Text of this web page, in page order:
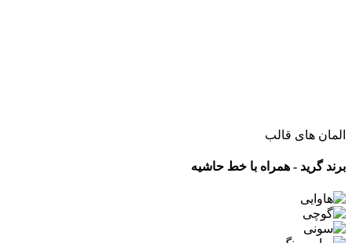
المان های قالب
برند گرید - همراه با خط حاشیه